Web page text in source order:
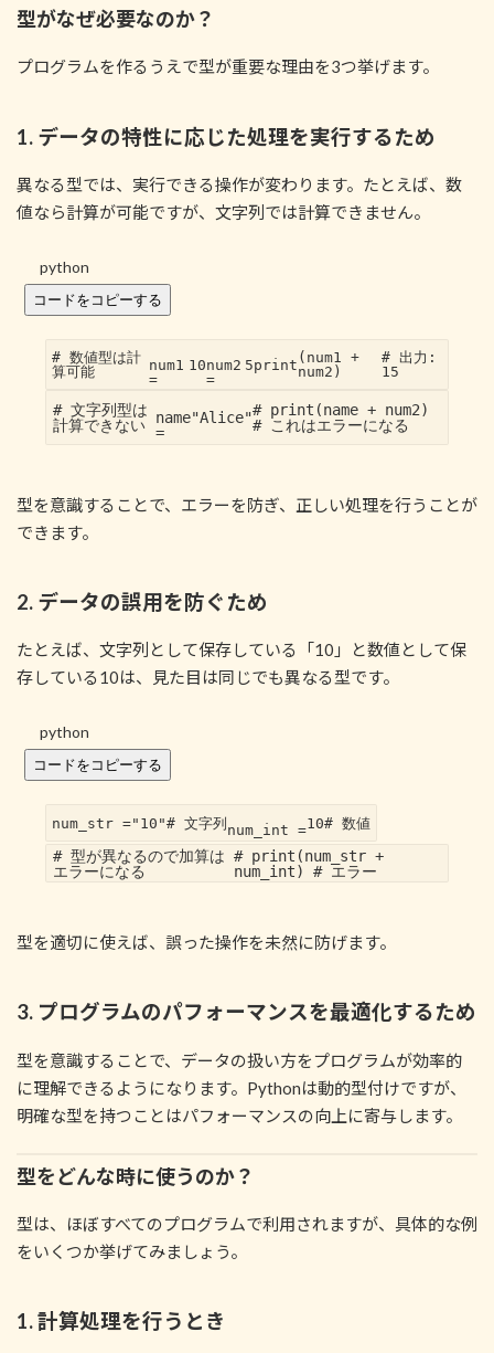
型がなぜ必要なのか？
プログラムを作るうえで型が重要な理由を3つ挙げます。
1. データの特性に応じた処理を実行するため
異なる型では、実行できる操作が変わります。たとえば、数
値なら計算が可能ですが、文字列では計算できません。
python
コードをコピーする
# 数値型は計
算可能
num1
=
10num2
=
5print (num1 +
num2)
# 出力:
15
# 文字列型は
計算できない
name
=
"Alice"# print(name + num2)
# これはエラーになる
型を意識することで、エラーを防ぎ、正しい処理を行うことが
できます。
2. データの誤用を防ぐため
たとえば、文字列として保存している「10」と数値として保
存している10は、見た目は同じでも異なる型です。
python
コードをコピーする
num_str ="10"# 文字列num_int =10# 数値
# 型が異なるので加算は
エラーになる
# print(num_str +
num_int) # エラー
型を適切に使えば、誤った操作を未然に防げます。
3. プログラムのパフォーマンスを最適化するため
型を意識することで、データの扱い方をプログラムが効率的
に理解できるようになります。Pythonは動的型付けですが、
明確な型を持つことはパフォーマンスの向上に寄与します。
型をどんな時に使うのか？
型は、ほぼすべてのプログラムで利用されますが、具体的な例
をいくつか挙げてみましょう。
1. 計算処理を行うとき